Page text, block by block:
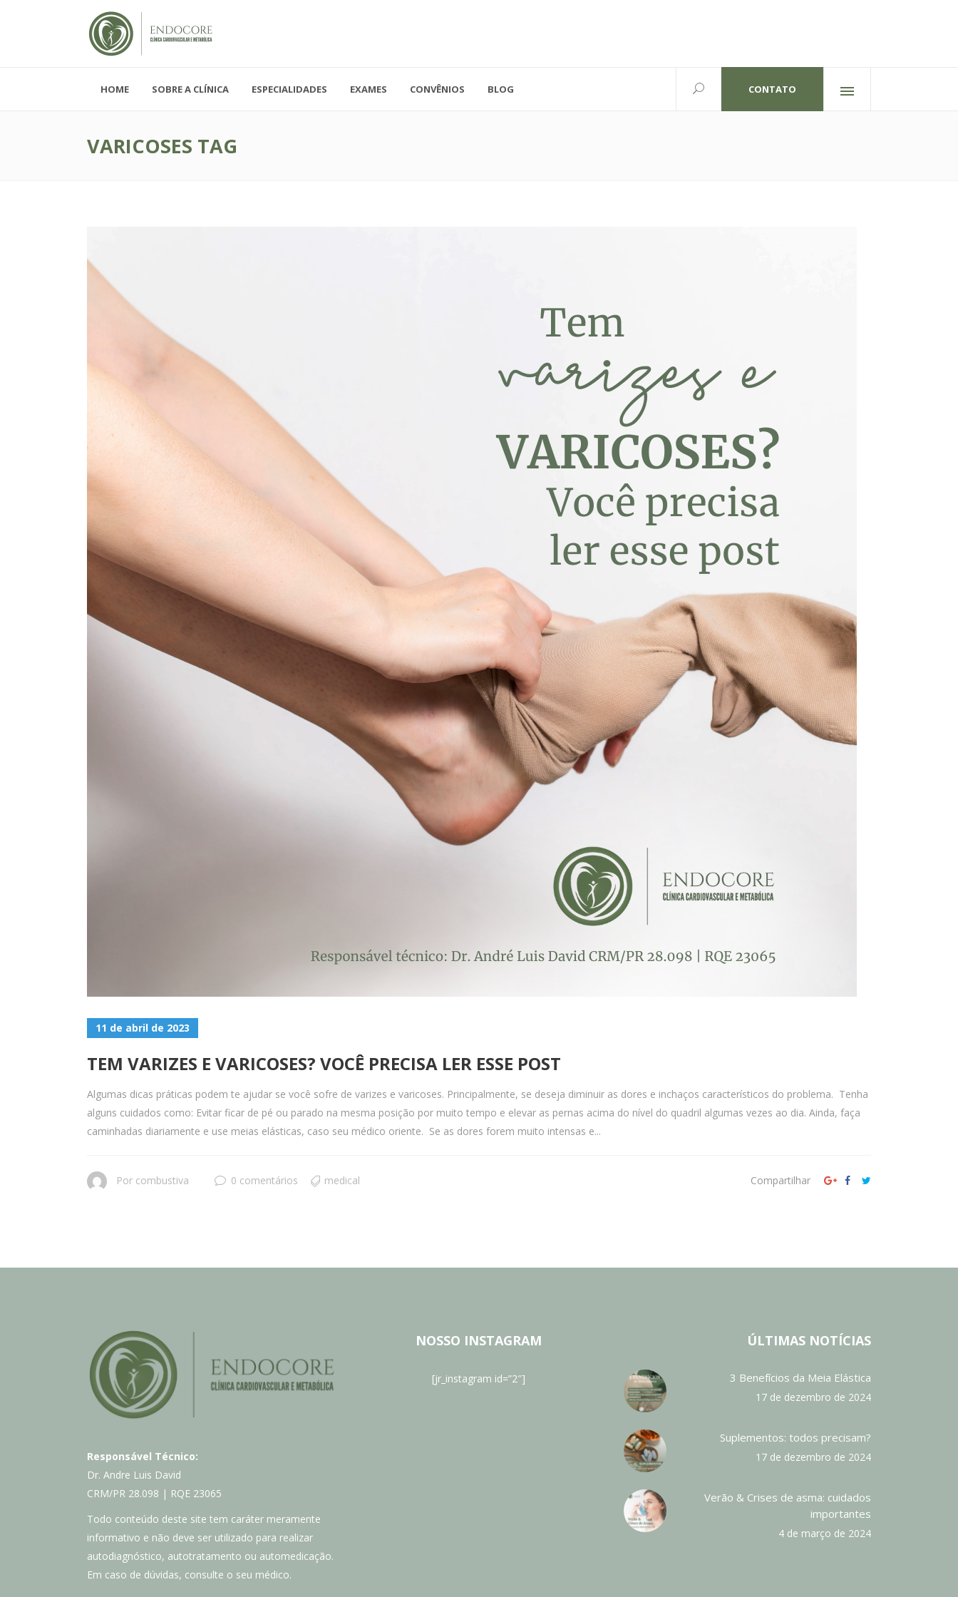
Segunda - Sexta-feira, das 08h-19h
41.3779-5559
Rua Doutor Alexandre Gutierrez,826
Redes sociais
HOME SOBRE A CLÍNICA ESPECIALIDADES EXAMES CONVÊNIOS BLOG CONTATO
VARICOSES TAG
11 de abril de 2023
TEM VARIZES E VARICOSES? VOCÊ PRECISA LER ESSE POST
Algumas dicas práticas podem te ajudar se você sofre de varizes e varicoses. Principalmente, se deseja diminuir as dores e inchaços característicos do problema. Tenha
alguns cuidados como: Evitar ficar de pé ou parado na mesma posição por muito tempo e elevar as pernas acima do nível do quadril algumas vezes ao dia. Ainda, faça
caminhadas diariamente e use meias elásticas, caso seu médico oriente. Se as dores forem muito intensas e...
Por combustiva 0 comentários medical Compartilhar
Responsável Técnico:
Dr. Andre Luis David
CRM/PR 28.098 | RQE 23065
Todo conteúdo deste site tem caráter meramente
informativo e não deve ser utilizado para realizar
autodiagnóstico, autotratamento ou automedicação.
Em caso de dúvidas, consulte o seu médico.
NOSSO INSTAGRAM
[jr_instagram id=”2″]
ÚLTIMAS NOTÍCIAS
3 Benefícios da Meia Elástica
17 de dezembro de 2024
Suplementos: todos precisam?
17 de dezembro de 2024
Verão & Crises de asma: cuidados
importantes
4 de março de 2024